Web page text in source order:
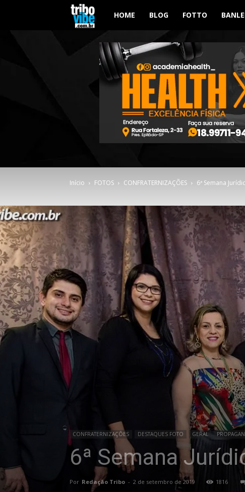
Tribo
Vibe
HOME BLOG FOTTO
Início FOTOS CONFRATERNIZAÇÕES 6ª Semana
CONFRATERNIZAÇÕES DESTAQUES FOTO GERAL
6ª Semana
Por Redação Tribo - 2 de setembro de 2019 1816